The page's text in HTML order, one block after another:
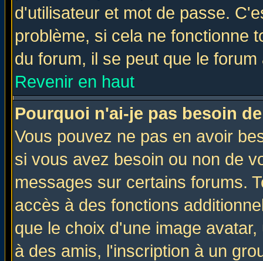
d'utilisateur et mot de passe.
problème, si cela ne fonctionne
du forum, il se peut que le
Revenir en haut
Pourquoi n'ai-je pas besoin
Vous pouvez ne pas en avoir
si vous avez besoin ou non de
messages sur certains forums.
accès à des fonctions
que le choix d'une image
à des amis, l'inscription à un